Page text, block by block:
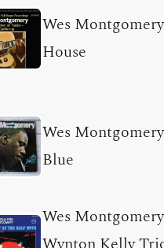
Wes Montgomery
House
Wes Montgomery
Blue
Wes